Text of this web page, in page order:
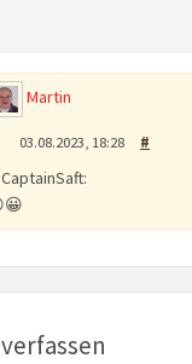
Martin
03.08.2023, 18:28 #